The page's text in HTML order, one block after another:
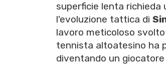
superficie lenta richieda
l'evoluzione tattica di
lavoro meticoloso
tennista altoatesino ha
diventando un